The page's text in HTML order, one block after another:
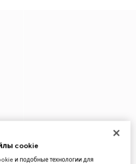
cookie
и подобные технологии для